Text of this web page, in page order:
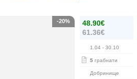
48.90€
61.36€
1.04 - 30.10
5 грабнати
Добринище
-20%